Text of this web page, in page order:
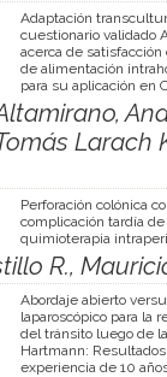
Adaptación
cuestionario validado
acerca de satisfacción
de alimentación
para su aplicación en
Larach
Perforación colónica
complicación tardía
quimioterapia
R.,
Abordaje abierto
laparoscópico para la
del tránsito luego de
Hartmann:
experiencia de 10